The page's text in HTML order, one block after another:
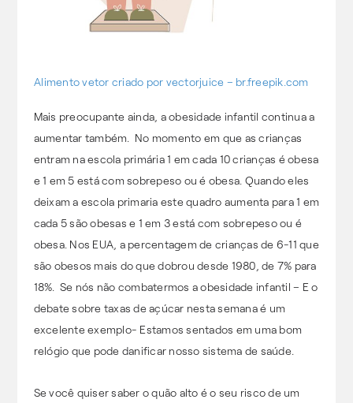
Alimento vetor criado por vectorjuice – br.freepik.com
Mais preocupante ainda, a obesidade infantil continua a
aumentar também. No momento em que as crianças
entram na escola primária 1 em cada 10 crianças é obesa
e 1 em 5 está com sobrepeso ou é obesa. Quando eles
deixam a escola primaria este quadro aumenta para 1 em
cada 5 são obesas e 1 em 3 está com sobrepeso ou é
obesa. Nos EUA, a percentagem de crianças de 6-11 que
são obesos mais do que dobrou desde 1980, de 7% para
18%. Se nós não combatermos a obesidade infantil – E o
debate sobre taxas de açúcar nesta semana é um
excelente exemplo- Estamos sentados em uma bom
relógio que pode danificar nosso sistema de saúde.
Se você quiser saber o quão alto é o seu risco de um